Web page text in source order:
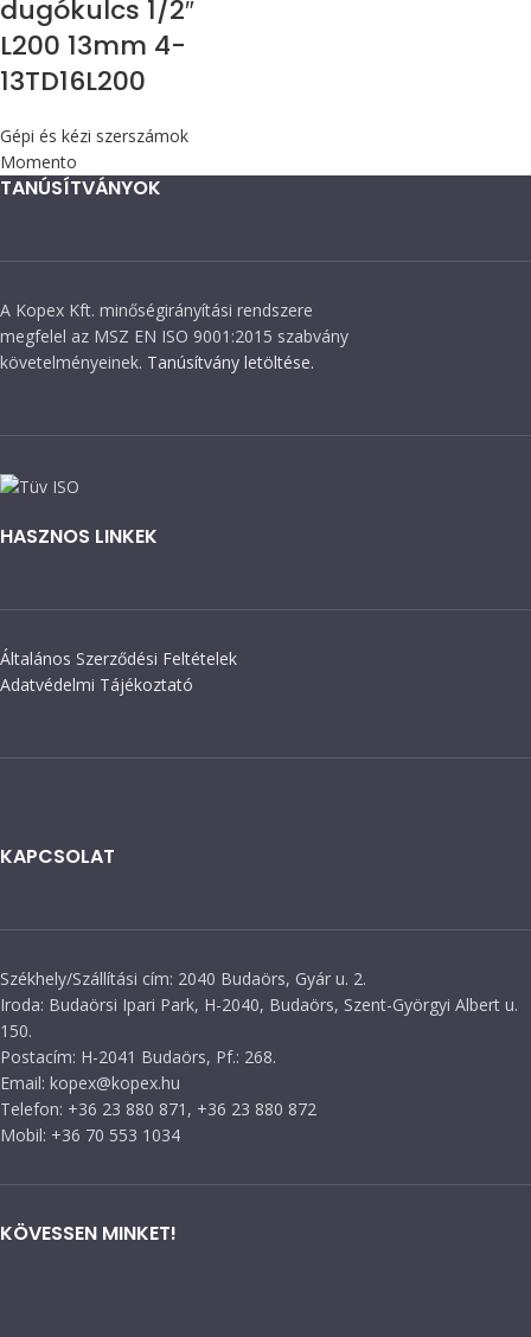
dugókulcs 1/2″
L200 13mm 4-
13TD16L200
Gépi és kézi szerszámok
Momento
TANÚSÍTVÁNYOK
A Kopex Kft. minőségirányítási rendszere
megfelel az MSZ EN ISO 9001:2015 szabvány
követelményeinek. Tanúsítvány letöltése.
HASZNOS LINKEK
Általános Szerződési Feltételek
Adatvédelmi Tájékoztató
KAPCSOLAT
Székhely/Szállítási cím: 2040 Budaörs, Gyár u. 2.
Iroda: Budaörsi Ipari Park, H-2040, Budaörs, Szent-Györgyi Albert u.
150.
Postacím: H-2041 Budaörs, Pf.: 268.
Email: kopex@kopex.hu
Telefon: +36 23 880 871, +36 23 880 872
Mobil: +36 70 553 1034
KÖVESSEN MINKET!